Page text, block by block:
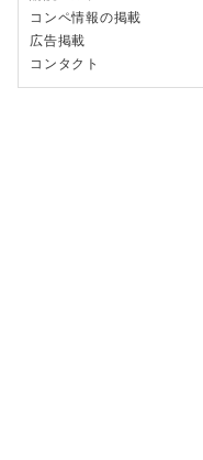
コンペ情報の掲載
広告掲載
コンタクト